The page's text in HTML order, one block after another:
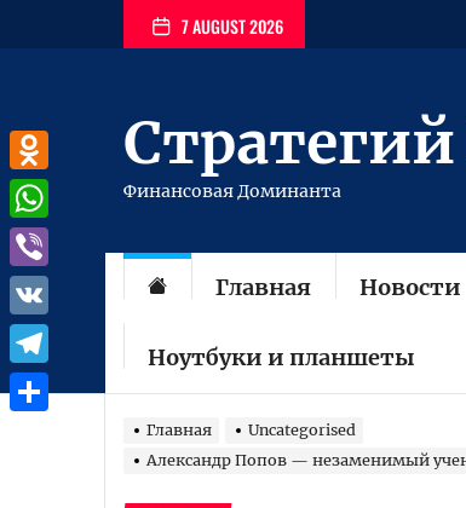
7 AUGUST 2026
Финансовая Доминанта
Главная Новости
Ноутбуки и планшеты
Главная
Uncategorised
Александр Попов — незаменимый
Odnoklassniki
WhatsApp
Viber
VK
Telegram